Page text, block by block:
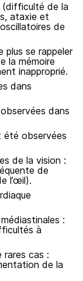
(difficulté de la
ataxie et
de
plus se rappeler
la mémoire
inapproprié.
dans
dans
été observées
de la vision :
de
l’œil).
:
à
cas :
de la